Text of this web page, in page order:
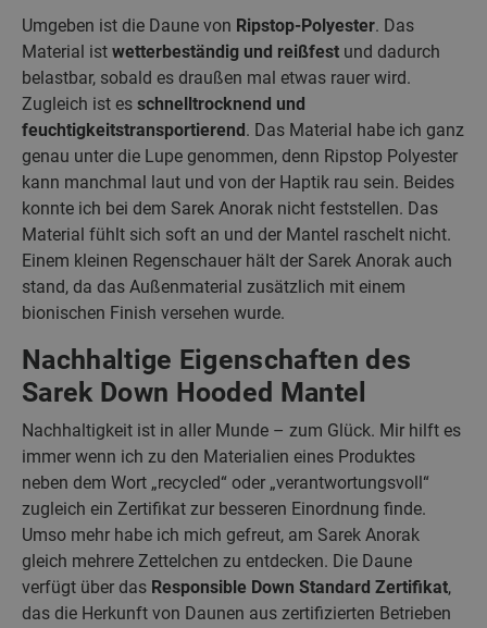
Umgeben ist die Daune von Ripstop-Polyester. Das
Material ist wetterbeständig und reißfest und dadurch
belastbar, sobald es draußen mal etwas rauer wird.
Zugleich ist es schnelltrocknend und
feuchtigkeitstransportierend . Das Material habe ich ganz
genau unter die Lupe genommen, denn Ripstop Polyester
kann manchmal laut und von der Haptik rau sein. Beides
konnte ich bei dem Sarek Anorak nicht feststellen. Das
Material fühlt sich soft an und der Mantel raschelt nicht.
Einem kleinen Regenschauer hält der Sarek Anorak auch
stand, da das Außenmaterial zusätzlich mit einem
bionischen Finish versehen wurde.
Nachhaltige Eigenschaften des
Sarek Down Hooded Mantel
Nachhaltigkeit ist in aller Munde – zum Glück. Mir hilft es
immer wenn ich zu den Materialien eines Produktes
neben dem Wort „recycled“ oder „verantwortungsvoll“
zugleich ein Zertifikat zur besseren Einordnung finde.
Umso mehr habe ich mich gefreut, am Sarek Anorak
gleich mehrere Zettelchen zu entdecken. Die Daune
verfügt über das Responsible Down Standard Zertifikat,
das die Herkunft von Daunen aus zertifizierten Betrieben